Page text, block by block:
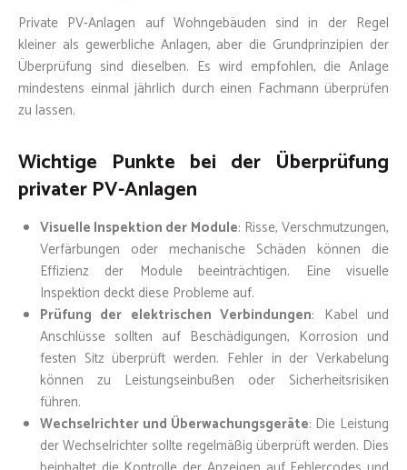
Private PV-Anlagen auf Wohngebäuden sind in der Regel
kleiner als gewerbliche Anlagen, aber die Grundprinzipien der
Überprüfung sind dieselben. Es wird empfohlen, die Anlage
mindestens einmal jährlich durch einen Fachmann überprüfen
zu lassen.
Wichtige Punkte bei der Überprüfung
privater PV-Anlagen
Visuelle Inspektion der Module: Risse, Verschmutzungen,
Verfärbungen oder mechanische Schäden können die
Effizienz der Module beeinträchtigen. Eine visuelle
Inspektion deckt diese Probleme auf.
Prüfung der elektrischen Verbindungen: Kabel und
Anschlüsse sollten auf Beschädigungen, Korrosion und
festen Sitz überprüft werden. Fehler in der Verkabelung
können zu Leistungseinbußen oder Sicherheitsrisiken
führen.
Wechselrichter und Überwachungsgeräte: Die Leistung
der Wechselrichter sollte regelmäßig überprüft werden. Dies